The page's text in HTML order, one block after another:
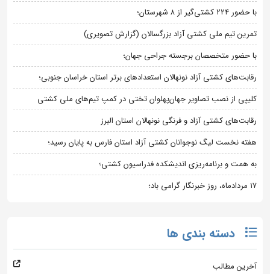
با حضور ۲۲۴ کشتی‌گیر از ۸ شهرستان؛
تمرین تیم ملی کشتی آزاد بزرگسالان (گزارش تصویری)
با حضور متخصصان برجسته جراحی جهان؛
رقابت‌های کشتی آزاد نونهالان استعدادهای برتر استان خراسان جنوبی؛
کلیپی از نصب تصاویر جهان‌پهلوان تختی در کمپ تیم‌های ملی کشتی
رقابت‌های کشتی آزاد و فرنگی نونهالان استان البرز
هفته نخست لیگ نوجوانان کشتی آزاد استان فارس به پایان رسید؛
به همت و برنامه‌ریزی اندیشکده فدراسیون کشتی؛
۱۷ مردادماه، روز خبرنگار گرامی باد؛
دسته بندی ها
آخرین مطالب